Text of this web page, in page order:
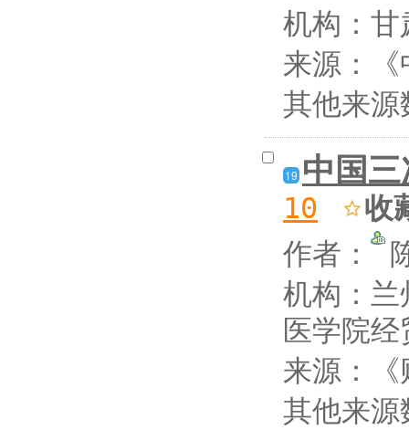
机构：
来源：
其他来
19 中国
10 收
作者：
机构：
医学院
来源：
其他来